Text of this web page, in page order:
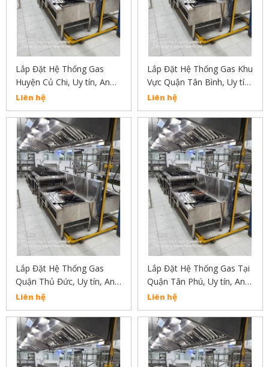
Lắp Đặt Hệ Thống Gas
Huyện Củ Chi, Uy tín, An
Toàn, Chất Lượng Liên Hệ:
02838304030
Liên hệ
Lắp Đặt Hệ Thống Gas Khu
Vực Quận Tân Bình, Uy tín,
An Toàn, Chất Lượng Liên
Hệ: 02838304030
Liên hệ
Lắp Đặt Hệ Thống Gas
Quận Thủ Đức, Uy tín, An
Toàn, Chất Lượng Liên Hệ:
02838304030
Liên hệ
Lắp Đặt Hệ Thống Gas Tại
Quận Tân Phú, Uy tín, An
Toàn, Chất Lượng
Liên hệ